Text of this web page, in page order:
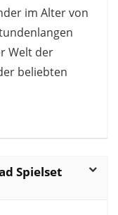
im Alter von
Welt der
beliebten
Spielset